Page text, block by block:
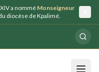
a nommé Monseigneur
diocèse de Kpalimé.